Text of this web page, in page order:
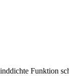
Funktion